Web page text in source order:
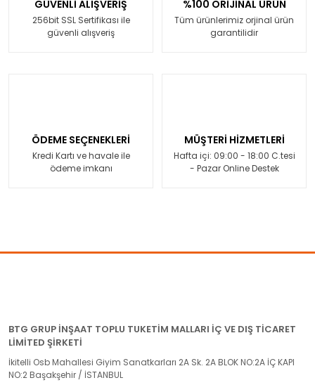
GÜVENLİ ALIŞVERİŞ
256bit SSL Sertifikası ile
güvenli alışveriş
%100 ORİJİNAL ÜRÜN
Tüm ürünlerimiz orjinal ürün
garantilidir
ÖDEME SEÇENEKLERİ
Kredi Kartı ve havale ile
ödeme imkanı
MÜŞTERİ HİZMETLERİ
Hafta içi: 09:00 - 18:00 C.tesi
- Pazar Online Destek
BTG GRUP İNŞAAT TOPLU TUKETİM MALLARI İÇ VE DIŞ TİCARET
LİMİTED ŞİRKETİ
İkitelli Osb Mahallesi Giyim Sanatkarları 2A Sk. 2A BLOK NO:2A İÇ KAPI
NO:2 Başakşehir / İSTANBUL